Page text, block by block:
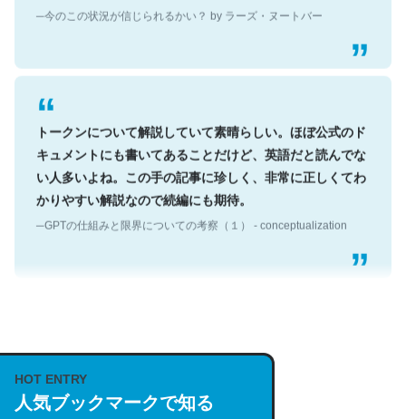
─今のこの状況が信じられるかい？ by ラーズ・ヌートバー
トークンについて解説していて素晴らしい。ほぼ公式のド
キュメントにも書いてあることだけど、英語だと読んでな
い人多いよね。この手の記事に珍しく、非常に正しくてわ
かりやすい解説なので続編にも期待。
─GPTの仕組みと限界についての考察（１） - conceptualization
説してる記事が少ないので貴重な良記事。/続編来た
https://isobe324649.hatenablog.com/entry/2023/03/27
/064121
HOT ENTRY
人気ブックマークで知る